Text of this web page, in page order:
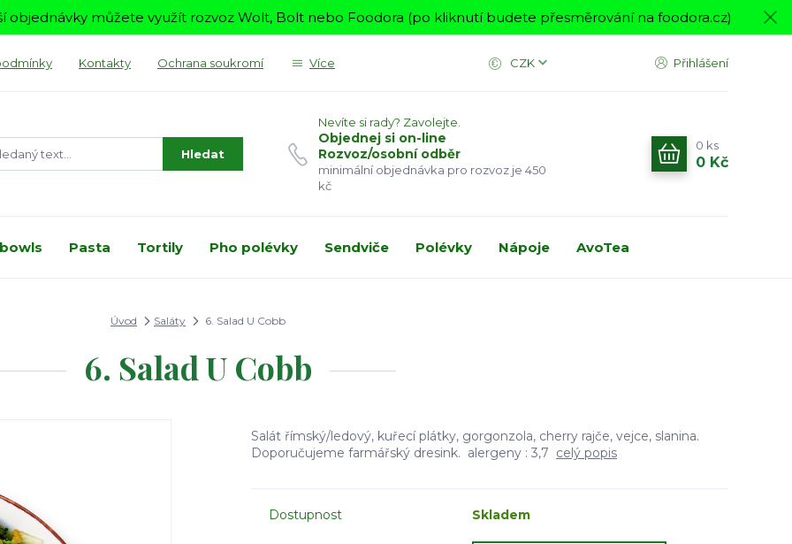
objednávky můžete využít rozvoz Wolt, Bolt nebo Foodora (po kliknutí budete přesměrování na foodora.cz)
Kontakty Ochrana soukromí Více CZK Přihlášení
Hledat
Nevíte si rady? Zavolejte.
Objednej si on-line
Rozvoz/osobní odběr
minimální objednávka pro rozvoz je 450
kč
0 ks
0 Kč
Pasta Tortily Pho polévky Sendviče Polévky Nápoje AvoTea
Úvod Saláty 6. Salad U Cobb
6. Salad U Cobb
Salát římský/ledový, kuřecí plátky, gorgonzola, cherry rajče, vejce, slanina.
Doporučujeme farmářský dresink. alergeny : 3,7 celý popis
Dostupnost Skladem